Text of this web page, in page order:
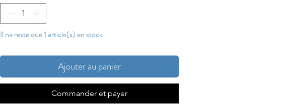
Il ne reste que 1 article(s) en stock
Ajouter au panier
Commander et payer